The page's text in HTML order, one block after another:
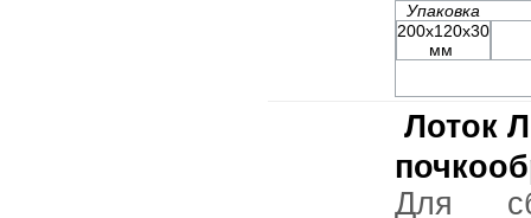
Упаковка
200х120х30
мм
Лоток
Для